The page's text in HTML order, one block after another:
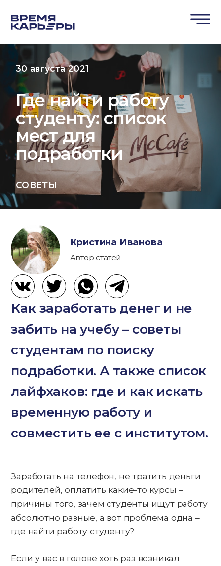
30 августа 2021
Где найти работу
студенту: список
мест для
подработки
СОВЕТЫ
Кристина Иванова
Автор статей
Как заработать денег и не
забить на учебу – советы
студентам по поиску
подработки. А также список
лайфхаков: где и как искать
временную работу и
совместить ее с институтом.
Заработать на телефон, не тратить деньги
родителей, оплатить какие-то курсы –
причины того, зачем студенты ищут работу
абсолютно разные, а вот проблема одна –
где найти работу студенту?
Если у вас в голове хоть раз возникал